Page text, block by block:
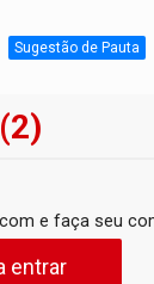
Sugestão de Pauta
e faça seu
entrar